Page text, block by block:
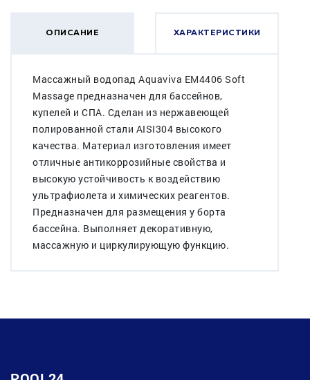
ОПИСАНИЕ ХАРАКТЕРИСТИКИ
Массажный водопад Aquaviva EM4406 Soft
Massage предназначен для бассейнов,
купелей и СПА. Сделан из нержавеющей
полированной стали AISI304 высокого
качества. Материал изготовления имеет
отличные антикоррозийные свойства и
высокую устойчивость к воздействию
ультрафиолета и химических реагентов.
Предназначен для размещения у борта
бассейна. Выполняет декоративную,
массажную и циркулирующую функцию.